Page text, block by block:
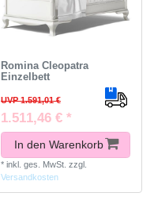
Romina Cleopatra
Einzelbett
UVP 1.591,01 €
1.511,46 € *
In den Warenkorb
* inkl. ges. MwSt. zzgl.
Versandkosten